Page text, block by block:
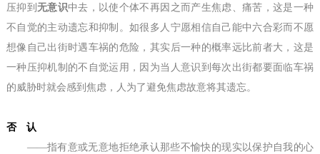
压抑到 无意识中去，以使个体不再因之而产生焦虑、痛苦，这是一种
不自觉的主动遗忘和抑制。如很多人宁愿相信自己能中六合彩而不愿
想像自己出街时遇车祸的危险，其实后一种的概率远比前者大，这是
一种压抑机制的不自觉运用，因为当人意识到每次出街都要面临车祸
的威胁时就会感到焦虑，人为了避免焦虑故意将其遗忘。
否 认
——指有意或无意地拒绝承认那些不愉快的现实以保护自我的心